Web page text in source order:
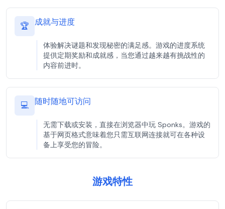
🏆 成就与进度
体验解决谜题和发现秘密的满足感。游戏的进度系统
提供定期奖励和成就感，当您通过越来越有挑战性的
内容前进时。
💻 随时随地可访问
无需下载或安装，直接在浏览器中玩 Sponks。游戏的
基于网页格式意味着您只需互联网连接就可在各种设
备上享受您的冒险。
游戏特性